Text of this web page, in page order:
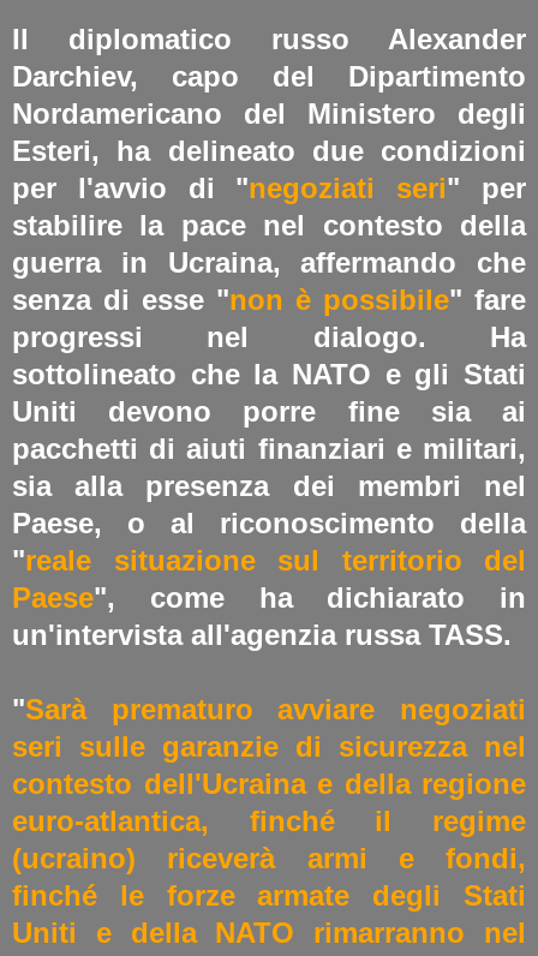
Il diplomatico russo Alexander
Darchiev, capo del Dipartimento
Nordamericano del Ministero degli
Esteri, ha delineato due condizioni
per l'avvio di "negoziati seri" per
stabilire la pace nel contesto della
guerra in Ucraina, affermando che
senza di esse "non è possibile" fare
progressi nel dialogo. Ha
sottolineato che la NATO e gli Stati
Uniti devono porre fine sia ai
pacchetti di aiuti finanziari e militari,
sia alla presenza dei membri nel
Paese, o al riconoscimento della
"reale situazione sul territorio del
Paese", come ha dichiarato in
un'intervista all'agenzia russa TASS.
"Sarà prematuro avviare negoziati
seri sulle garanzie di sicurezza nel
contesto dell'Ucraina e della regione
euro-atlantica, finché il regime
(ucraino) riceverà armi e fondi,
finché le forze armate degli Stati
Uniti e della NATO rimarranno nel